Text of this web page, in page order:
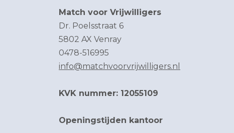
Match voor Vrijwilligers
Dr. Poelsstraat 6
5802 AX Venray
0478-516995
info@matchvoorvrijwilligers.nl
KVK nummer: 12055109
Openingstijden kantoor